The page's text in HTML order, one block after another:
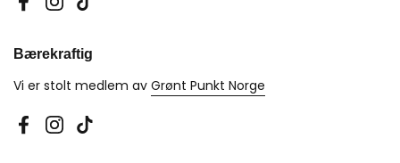
Facebook
Instagram
TikTok
Bærekraftig
Vi er stolt medlem av Grønt Punkt Norge
Facebook
Instagram
TikTok